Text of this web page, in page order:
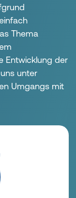
Thema
Entwicklung der
unter
Umgangs mit